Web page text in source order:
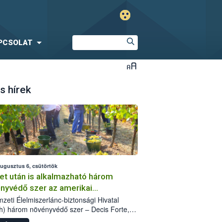
hírek
6, csütörtök
után is alkalmazható három
szer az amerikai
ellen
Élelmiszerlánc-biztonsági Hivatal
három növényvédő szer – Decis Forte,
24 EW, Oroganic – engedélyokiratát